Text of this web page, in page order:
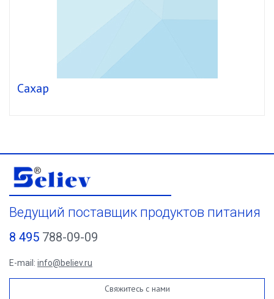
Сахар
Ведущий поставщик продуктов питания
8 495 788-09-09
E-mail: info@believ.ru
Свяжитесь с нами